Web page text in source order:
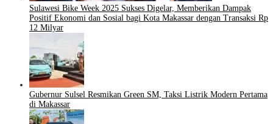
Sulawesi Bike Week 2025 Sukses Digelar, Memberikan Dampak
Positif Ekonomi dan Sosial bagi Kota Makassar dengan Transaksi Rp
12 Milyar
Gubernur Sulsel Resmikan Green SM, Taksi Listrik Modern Pertama
di Makassar